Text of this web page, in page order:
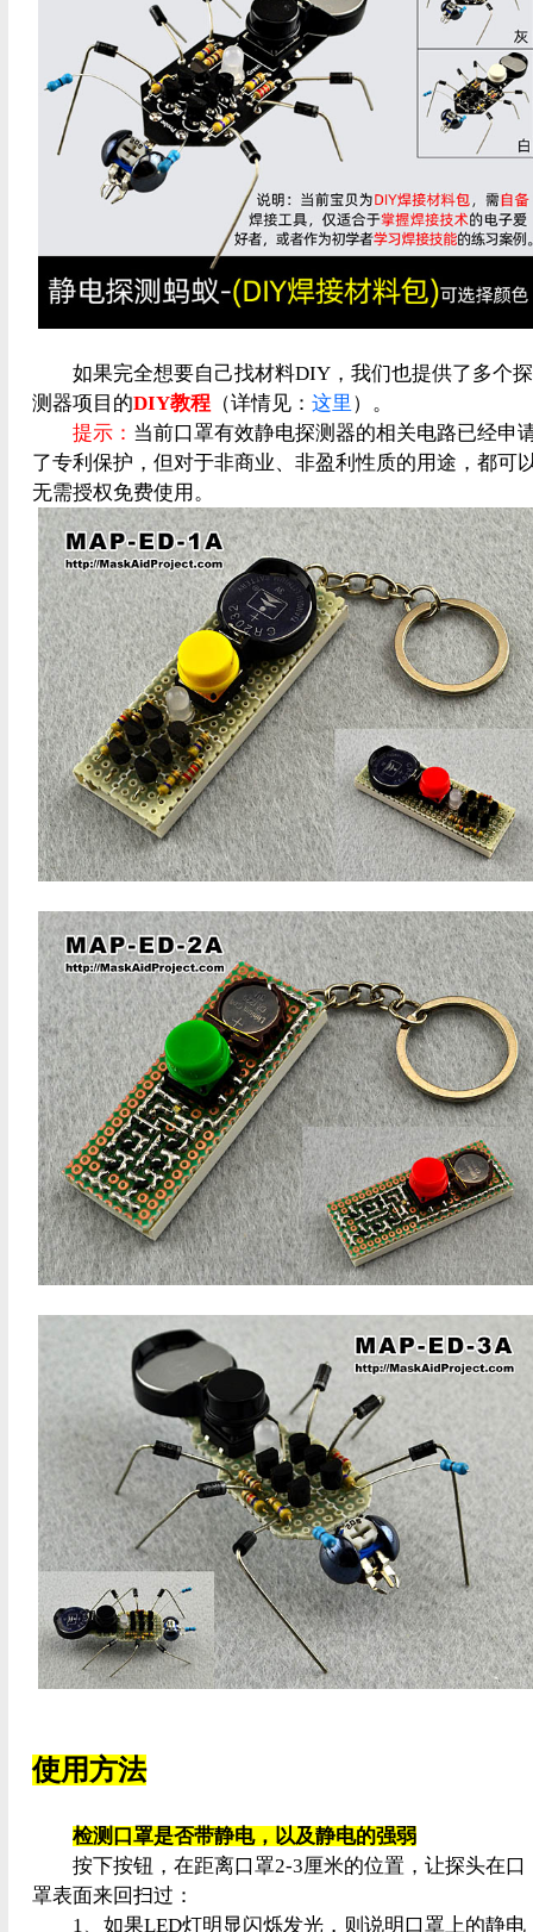
如果完全想要自己找材料DIY，我们也提供了多个探
测器项目的DIY教程 （详情见： 这里 ）。
提示： 当前口罩有效静电探测器的相关电路已经申
了专利保护，但对于非商业、非盈利性质的用途，都可
无需授权免费使用。
使用方法
检测口罩是否带静电，以及静电的强弱
按下按钮，在距离口罩2-3厘米的位置，让探头在口
罩表面来回扫过：
1、如果LED灯明显闪烁发光，则说明口罩上的静电